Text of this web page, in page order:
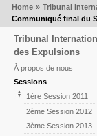
Home » Tribunal
Communiqué final du
Tribunal
des Expulsions
À propos de nous
Sessions
1ère Session 2011
2ème Session 2012
3ème Session 2013